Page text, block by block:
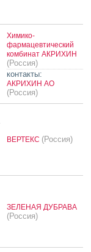
Химико-
фармацевтический
комбинат АКРИХИН
(Россия)
контакты:
АКРИХИН АО
(Россия)
ВЕРТЕКС (Россия)
ЗЕЛЕНАЯ ДУБРАВА
(Россия)